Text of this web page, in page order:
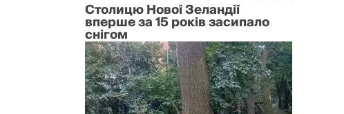
Столицю Нової Зеландії
вперше за 15 років засипало
снігом